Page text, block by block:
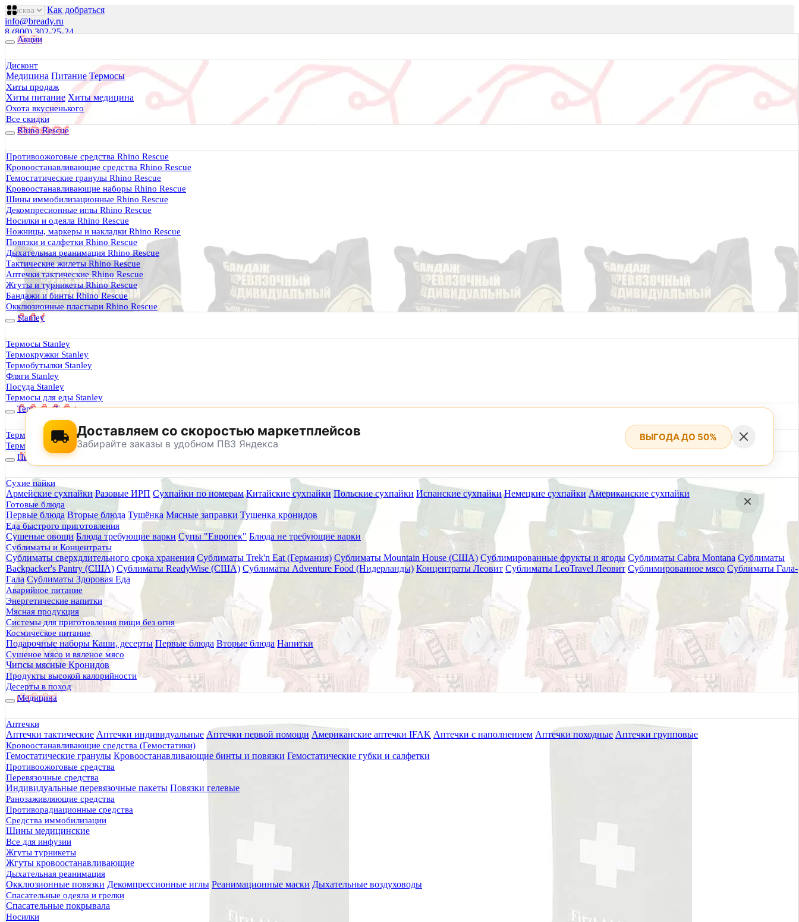
Как добраться
info@bready.ru
8 (800) 302-25-24
Пн 0900- 18
Будь Готов
Магазин походного снаряжения
все для туризма, охоты, рыбалки
Каталог
Акции
Дисконт
Медицина Питание Термосы
Хиты продаж
Хиты питание Хиты медицина
Охота вкусненького
Все скидки
Rhino Rescue
Противоожоговые средства Rhino Rescue
Кровоостанавливающие средства Rhino Rescue
Гемостатические гранулы Rhino Rescue
Кровоостанавливающие наборы Rhino Rescue
Шины иммобилизационные Rhino Rescue
Декомпресионные иглы Rhino Rescue
Носилки и одеяла Rhino Rescue
Ножницы, маркеры и накладки Rhino Rescue
Повязки и салфетки Rhino Rescue
Дыхательная реанимация Rhino Rescue
Тактические жилеты Rhino Rescue
Аптечки тактические Rhino Rescue
Жгуты и турникеты Rhino Rescue
Бандажи и бинты Rhino Rescue
Окклюзионные пластыри Rhino Rescue
Stanley
Термосы Stanley
Термокружки Stanley
Термобутылки Stanley
Фляги Stanley
Посуда Stanley
Термосы для еды Stanley
Термосы Tyeso
Термокружки Tyeso
Термобутылки Tyeso
Питание
Сухие пайки
Армейские сухпайки Разовые ИРП Сухпайки по номерам Китайские сухпайки Польские сухпайки Испанские сухпайки Немецкие сухпайки Американские сухпайки
Готовые блюда
Первые блюда Вторые блюда Тушёнка Мясные заправки Тушенка кронидов
Еда быстрого приготовления
Сушеные овощи Блюда требующие варки Супы "Европек" Блюда не требующие варки
Сублиматы и Концентраты
Сублиматы сверхдлительного срока хранения Сублиматы Trek'n Eat (Германия) Сублиматы Mountain House (США) Сублимированные фрукты и ягоды Сублиматы Cabra Montana Сублиматы
Backpacker's Pantry (США) Сублиматы ReadyWise (США) Сублиматы Adventure Food (Нидерланды) Концентраты Леовит Сублиматы LeoTravel Леовит Сублимированное мясо Сублиматы Гала-
Гала Сублиматы Здоровая Еда
Аварийное питание
Энергетические напитки
Мясная продукция
Системы для приготовления пищи без огня
Космическое питание
Подарочные наборы Каши, десерты Первые блюда Вторые блюда Напитки
Сушеное мясо и вяленое мясо
Чипсы мясные Кронидов
Продукты высокой калорийности
Десерты в поход
Медицина
Аптечки
Аптечки тактические Аптечки индивидуальные Аптечки первой помощи Американские аптечки IFAK Аптечки с наполнением Аптечки походные Аптечки групповые
Кровоостанавливающие средства (Гемостатики)
Гемостатические гранулы Кровоостанавливающие бинты и повязки Гемостатические губки и салфетки
Противоожоговые средства
Перевязочные средства
Индивидуальные перевязочные пакеты Повязки гелевые
Ранозаживляющие средства
Противорадиационные средства
Средства иммобилизации
Шины медицинские
Все для инфузии
Жгуты турникеты
Жгуты кровоостанавливающие
Дыхательная реанимация
Окклюзионные повязки Декомпрессионные иглы Реанимационные маски Дыхательные воздуховоды
Спасательные одеяла и грелки
Спасательные покрывала
Носилки
0 руб.
0
0
Тактическая медицина
Еда в дорогу
Термосы Stanley
Фильтры для воды
Оплата и доставка
Гарантия и возврат
Оптовикам
Контакты
Будь Готов.
0
8 (495) 782-73-32
Доставляем со скоростью маркетплейсов
Забирайте заказы в удобном ПВЗ Яндекса
ВЫГОДА ДО 50%
По техническим причинам магазин не будет работать на самовывоз в субботу 8 и 15 августа.
Заранее корректируйте дату и время посещения магазина.
Главная
Каталог товаров
Питание
Сублиматы и Концентраты
Сублиматы Здоровая Еда
Ризотто с курицей "Здоровая Еда" 70 г
Ризотто с курицей "Здоровая Еда" 70 г